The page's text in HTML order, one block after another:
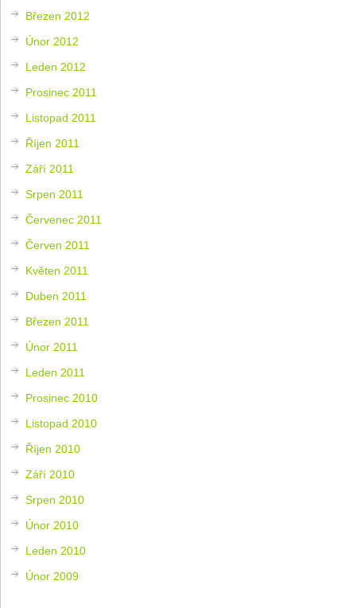
Březen 2012
Únor 2012
Leden 2012
Prosinec 2011
Listopad 2011
Říjen 2011
Září 2011
Srpen 2011
Červenec 2011
Červen 2011
Květen 2011
Duben 2011
Březen 2011
Únor 2011
Leden 2011
Prosinec 2010
Listopad 2010
Říjen 2010
Září 2010
Srpen 2010
Únor 2010
Leden 2010
Únor 2009